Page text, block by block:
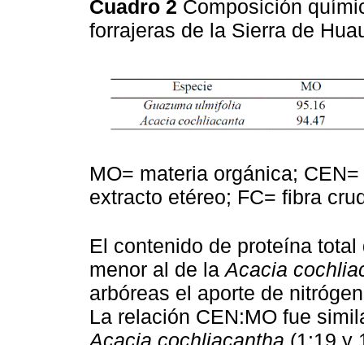
Cuadro 2 Composición
forrajeras de la Sierra de
MO= materia orgánica;
extracto etéreo; FC= fibra
El contenido de proteína
menor al de laAcacia
arbóreas el aporte de
La relación CEN:MO fue
Acacia cochliacantha (1:19 y